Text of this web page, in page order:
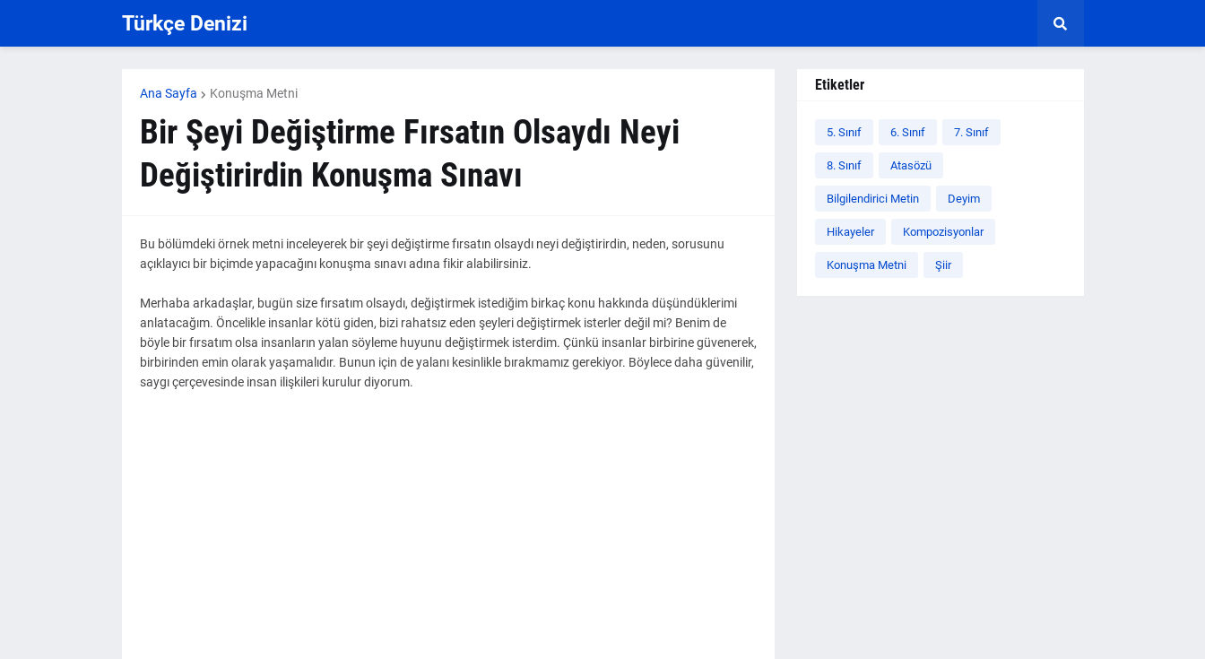
Türkçe Denizi
Ana Sayfa Konuşma Metni
Bir Şeyi Değiştirme Fırsatın Olsaydı Neyi
Değiştirirdin Konuşma Sınavı
Bu bölümdeki örnek metni inceleyerek bir şeyi değiştirme fırsatın olsaydı neyi değiştirirdin, neden, sorusunu
açıklayıcı bir biçimde yapacağını konuşma sınavı adına fikir alabilirsiniz.
Merhaba arkadaşlar, bugün size fırsatım olsaydı, değiştirmek istediğim birkaç konu hakkında düşündüklerimi
anlatacağım. Öncelikle insanlar kötü giden, bizi rahatsız eden şeyleri değiştirmek isterler değil mi? Benim de
böyle bir fırsatım olsa insanların yalan söyleme huyunu değiştirmek isterdim. Çünkü insanlar birbirine güvenerek,
birbirinden emin olarak yaşamalıdır. Bunun için de yalanı kesinlikle bırakmamız gerekiyor. Böylece daha güvenilir,
saygı çerçevesinde insan ilişkileri kurulur diyorum.
Etiketler
5. Sınıf 6. Sınıf 7. Sınıf
8. Sınıf Atasözü
Bilgilendirici Metin Deyim
Hikayeler Kompozisyonlar
Konuşma Metni Şiir